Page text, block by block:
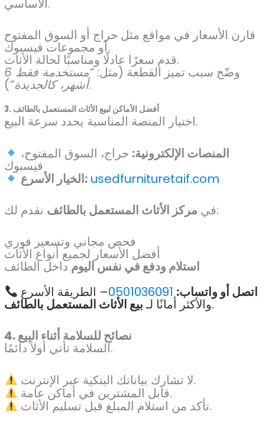
الأساسي.
قارن الأسعار في مواقع مثل حراج أو السوق المفتوح
أو مجموعات فيسبوك.
قدم سعرًا عادلًا ومناسبًا لحالة الأثاث.
وضّح سبب تميز القطعة (مثل: “مستخدمة فقط 6
أشهر، كالجديدة”).
3. أفضل الأماكن لبيع الأثاث المستعمل بالطائف
اختيار المنصة المناسبة يحدد سرعة البيع.
المنصات الإلكترونية: حراج، السوق المفتوح،
فيسبوك
الخيار الأسرع: usedfurnituretaif.com
في مركز الأثاث المستعمل بالطائف
نقدم لك:
فحص مجاني وتسعير فوري
أفضل الأسعار لجميع أنواع الأثاث
استلام ودفع في نفس اليومداخل الطائف
اتصل أو واتساب: 0501036091– الطريقة الأسرع
والأكثر أمانًا لـبيع الأثاث المستعمل بالطائف
.
4. نصائح للسلامة أثناء البيع
السلامة تأتي أولاً دائمًا.
لا تشارك بياناتك البنكية عبر الإنترنت.
قابل المشترين في أماكن عامة.
تأكد من استلام المبلغ قبل تسليم الأثاث.